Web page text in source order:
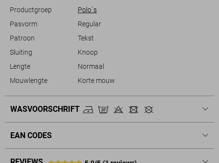
Productgroep
Polo`s
Pasvorm
Regular
Patroon
Tekst
Sluiting
Knoop
Lengte
Normaal
Mouwlengte
Korte mouw
WASVOORSCHRIFT
EAN CODES